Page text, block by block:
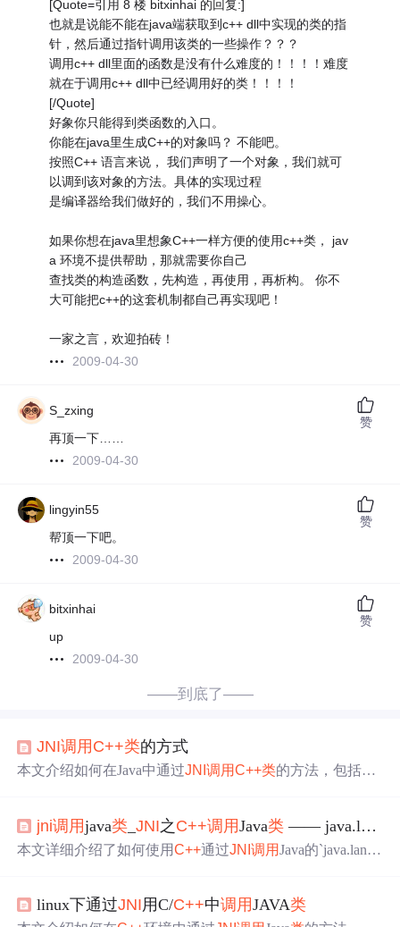
[Quote=引用 8 楼 bitxinhai 的回复:]
也就是说能不能在java端获取到c++ dll中实现的类的指
针，然后通过指针调用该类的一些操作？？？
调用c++ dll里面的函数是没有什么难度的！！！！难度
就在于调用c++ dll中已经调用好的类！！！！
[/Quote]
好象你只能得到类函数的入口。
你能在java里生成C++的对象吗？ 不能吧。
按照C++ 语言来说， 我们声明了一个对象，我们就可
以调到该对象的方法。具体的实现过程
是编译器给我们做好的，我们不用操心。
如果你想在java里想象C++一样方便的使用c++类， jav
a 环境不提供帮助，那就需要你自己
查找类的构造函数，先构造，再使用，再析构。 你不
大可能把c++的这套机制都自己再实现吧！
一家之言，欢迎拍砖！
2009-04-30
S_zxing
再顶一下……
2009-04-30
赞
lingyin55
帮顶一下吧。
2009-04-30
赞
bitxinhai
up
2009-04-30
赞
——到底了——
JNI调用 C++类的方式
本文介绍如何在Java中通过JNI调用C++类的方法，包括创
jni调用java类 _JNI之 C++调用Java类 —— java.lang.String
本文详细介绍了如何使用C++通过JNI调用Java的`java.lang.
With`、`indexOf`和`charAt`等。通过实例展示了
linux下通过JNI用C/C++中调用JAVA类